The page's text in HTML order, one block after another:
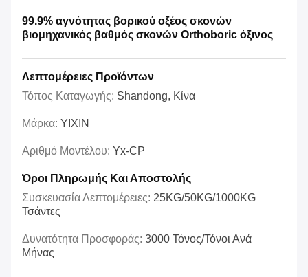
99.9% αγνότητας βορικού οξέος σκονών
βιομηχανικός βαθμός σκονών Orthoboric όξινος
Λεπτομέρειες Προϊόντων
Τόπος Καταγωγής: Shandong, Κίνα
Μάρκα: YIXIN
Αριθμό Μοντέλου: Yx-CP
Όροι Πληρωμής Και Αποστολής
Συσκευασία Λεπτομέρειες: 25KG/50KG/1000KG
Τσάντες
Δυνατότητα Προσφοράς: 3000 Τόνος/τόνοι Ανά
Μήνας